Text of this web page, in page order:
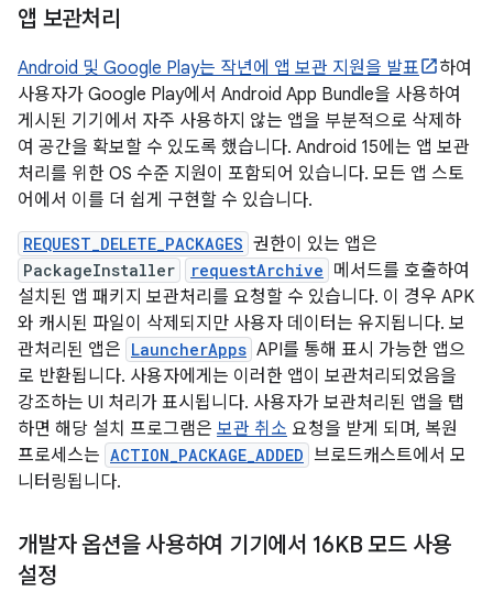
앱 보관처리
Android 및 Google Play는 작년에 앱 보관 지원을 발표
하여
사용자가 Google Play에서 Android App Bundle을 사용하여
게시된 기기에서 자주 사용하지 않는 앱을 부분적으로 삭제하
여 공간을 확보할 수 있도록 했습니다. Android 15에는 앱 보관
처리를 위한 OS 수준 지원이 포함되어 있습니다. 모든 앱 스토
어에서 이를 더 쉽게 구현할 수 있습니다.
REQUEST_DELETE_PACKAGES 권한이 있는 앱은
PackageInstaller requestArchive 메서드를 호출하여
설치된 앱 패키지 보관처리를 요청할 수 있습니다. 이 경우 APK
와 캐시된 파일이 삭제되지만 사용자 데이터는 유지됩니다. 보
관처리된 앱은 LauncherApps API를 통해 표시 가능한 앱으
로 반환됩니다. 사용자에게는 이러한 앱이 보관처리되었음을
강조하는 UI 처리가 표시됩니다. 사용자가 보관처리된 앱을 탭
하면 해당 설치 프로그램은 보관 취소 요청을 받게 되며, 복원
프로세스는 ACTION_PACKAGE_ADDED 브로드캐스트에서 모
니터링됩니다.
개발자 옵션을 사용하여 기기에서 16KB 모드 사용
설정